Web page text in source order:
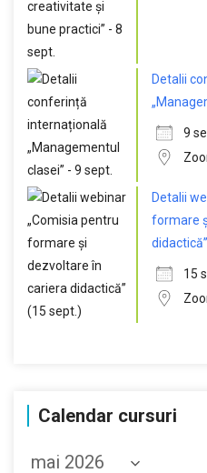
Detalii
9
Detalii
formare
15
Calendar cursuri